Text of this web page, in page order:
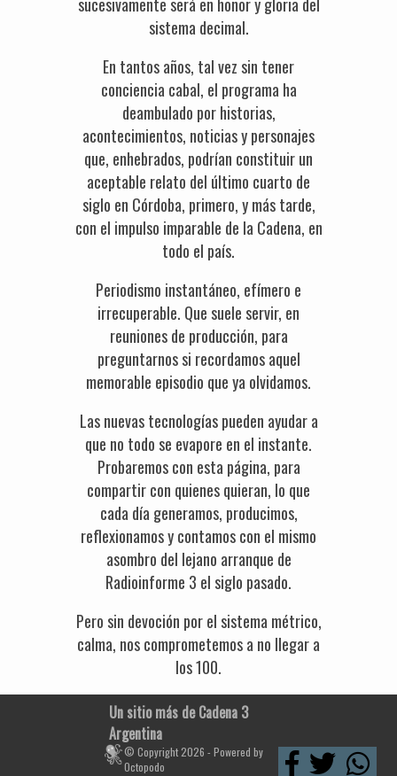
sistema decimal.
En tantos años, tal vez sin tener
conciencia cabal, el programa ha
deambulado por historias,
acontecimientos, noticias y personajes
que, enhebrados, podrían constituir un
aceptable relato del último cuarto de
siglo en Córdoba, primero, y más tarde,
con el impulso imparable de la Cadena, en
todo el país.
Periodismo instantáneo, efímero e
irrecuperable. Que suele servir, en
reuniones de producción, para
preguntarnos si recordamos aquel
memorable episodio que ya olvidamos.
Las nuevas tecnologías pueden ayudar a
que no todo se evapore en el instante.
Probaremos con esta página, para
compartir con quienes quieran, lo que
cada día generamos, producimos,
reflexionamos y contamos con el mismo
asombro del lejano arranque de
Radioinforme 3 el siglo pasado.
Pero sin devoción por el sistema métrico,
calma, nos comprometemos a no llegar a
los 100.
Un sitio más de Cadena 3
Argentina
© Copyright 2026 - Powered by
Octopodo